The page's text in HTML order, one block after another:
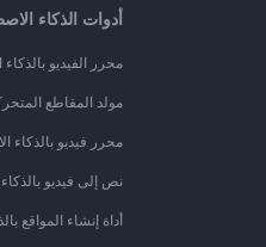
أدوات الذكاء
محرر الفيديو
مولد المقاطع
محرر فيديو بالذكاء
نص إلى فيديو
أداة إنشاء المواقع